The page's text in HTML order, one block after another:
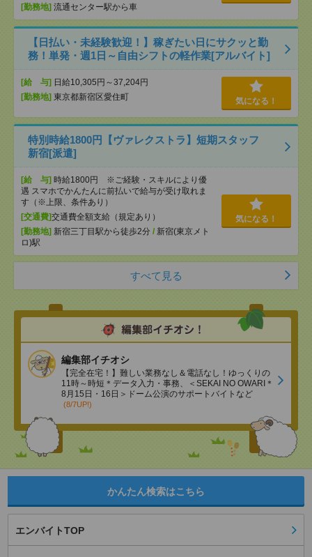
[勤務地] 流通センター駅から車
【日払い・未経験歓迎！】稼ぎたい日にサクッと勤
務！単発・週1日～自由シフトの軽作業[アルバイト]
[給 与] 日給10,305円～37,204円
[勤務地] 東京都新宿区愛住町 気になる！
特別時給1800円【ヴァレクストラ】短期スタッフ
新宿[派遣]
[給 与] 時給1800円 ※ご経験・スキルにより優
遇 スマホでかんたんに前払いで給与が受け取れま
す（※上限、条件あり）
[交通費]交通費全額支給（規定あり）
[勤務地] 新宿三丁目駅から徒歩2分 / 新宿(東京メト
ロ)駅
気になる！
すべて見る
編集部イチオシ
【完全在宅！】難しい業務なし＆電話なし！ゆっくりの
11時～時短＊データ入力・事務、＜SEKAI NO OWARI＊
8月15日・16日＞ドーム公演のサポートバイトなど
(8/7UP!)
かんたん検索はこちら
エンバイトTOP